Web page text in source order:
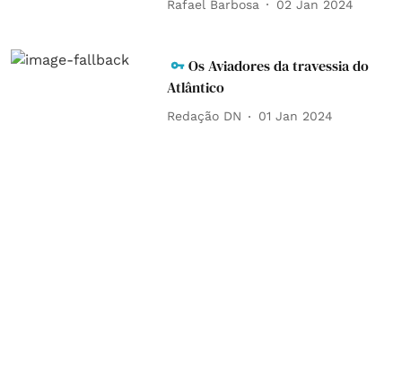
Rafael Barbosa 02 Jan 2024
Os Aviadores da travessia do
Atlântico
Redação DN 01 Jan 2024